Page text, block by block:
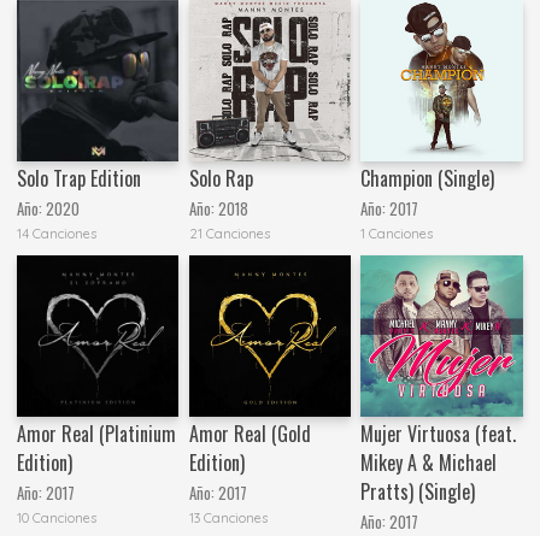
Solo Trap Edition
Año:2020
14 Canciones
Solo Rap
Año: 2018
21 Canciones
Champion (Single)
Año:2017
1 Canciones
Amor Real (Platinium
Edition)
Año:2017
10 Canciones
Amor Real (Gold
Edition)
Año: 2017
13 Canciones
Mujer Virtuosa (feat.
Mikey A & Michael
Pratts) (Single)
Año:2017